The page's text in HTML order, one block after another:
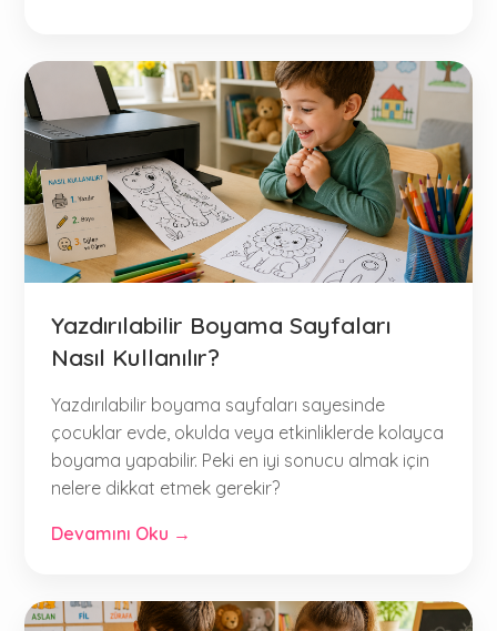
Yazdırılabilir Boyama Sayfaları
Nasıl Kullanılır?
Yazdırılabilir boyama sayfaları sayesinde
çocuklar evde, okulda veya etkinliklerde kolayca
boyama yapabilir. Peki en iyi sonucu almak için
nelere dikkat etmek gerekir?
Devamını Oku →